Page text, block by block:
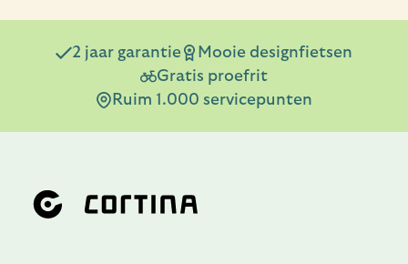
2 jaar garantie
Mooie designfietsen
Gratis proefrit
Ruim 1.000 servicepunten